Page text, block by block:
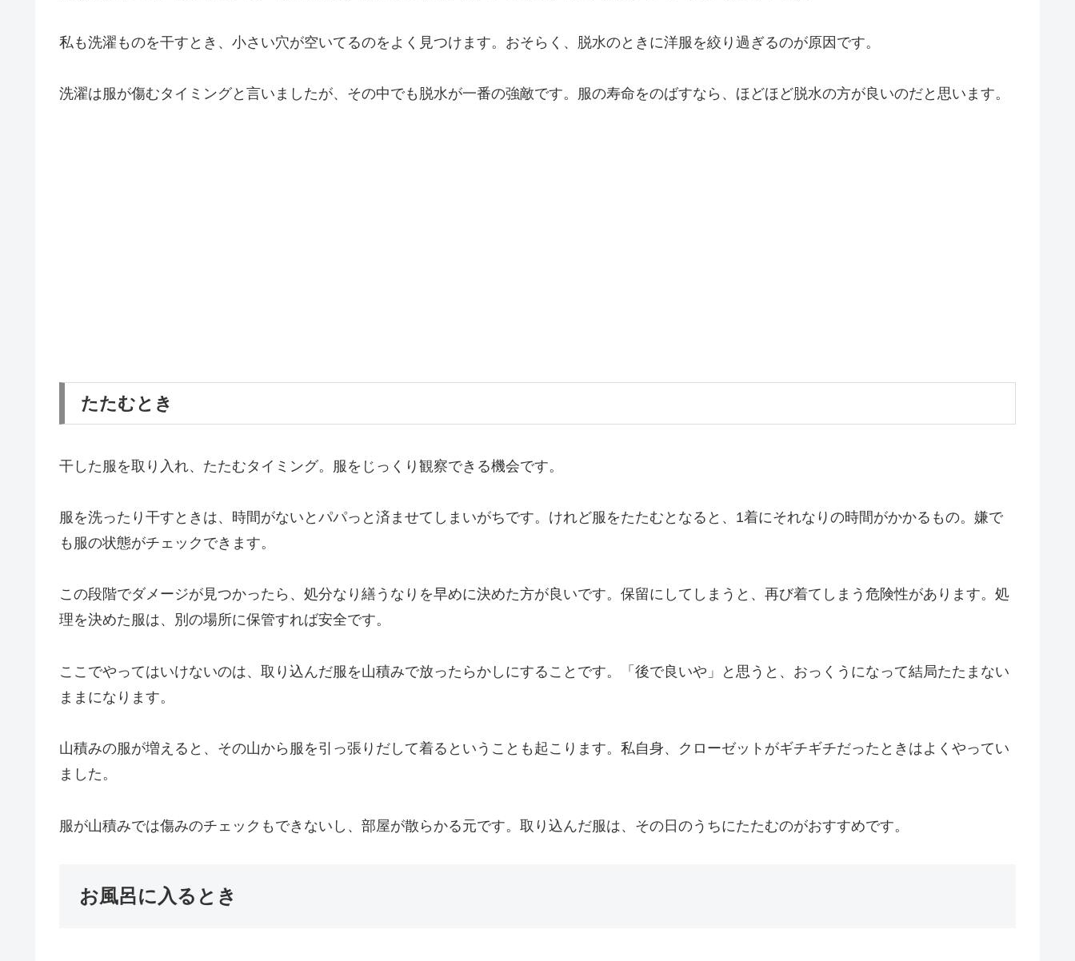
私も洗濯ものを干すとき、小さい穴が空いてるのをよく見つけます。おそらく、脱水のときに洋服を絞り過ぎるのが原因です。
洗濯は服が傷むタイミングと言いましたが、その中でも脱水が一番の強敵です。服の寿命をのばすなら、ほどほど脱水の方が良いのだと思います。
たたむとき
干した服を取り入れ、たたむタイミング。服をじっくり観察できる機会です。
服を洗ったり干すときは、時間がないとパパっと済ませてしまいがちです。けれど服をたたむとなると、1着にそれなりの時間がかかるもの。嫌で
も服の状態がチェックできます。
この段階でダメージが見つかったら、処分なり繕うなりを早めに決めた方が良いです。保留にしてしまうと、再び着てしまう危険性があります。処
理を決めた服は、別の場所に保管すれば安全です。
ここでやってはいけないのは、取り込んだ服を山積みで放ったらかしにすることです。「後で良いや」と思うと、おっくうになって結局たたまない
ままになります。
山積みの服が増えると、その山から服を引っ張りだして着るということも起こります。私自身、クローゼットがギチギチだったときはよくやってい
ました。
服が山積みでは傷みのチェックもできないし、部屋が散らかる元です。取り込んだ服は、その日のうちにたたむのがおすすめです。
お風呂に入るとき